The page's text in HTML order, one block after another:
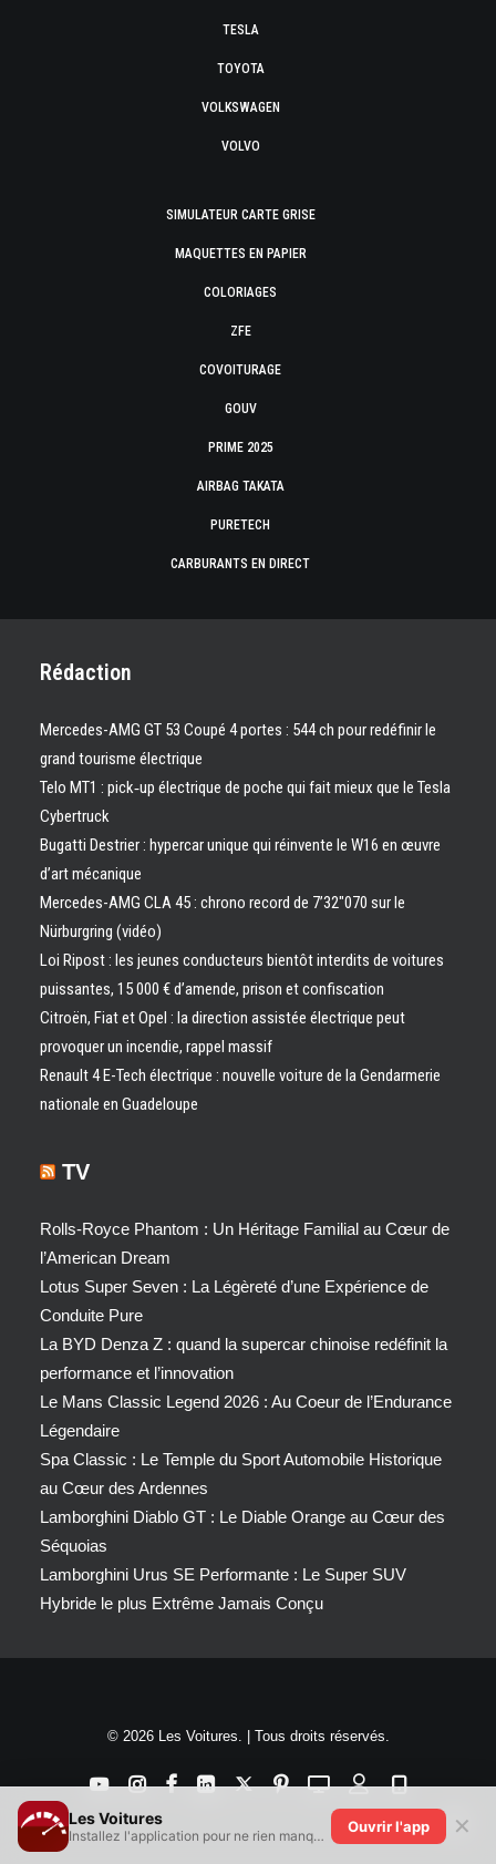
TESLA
TOYOTA
VOLKSWAGEN
VOLVO
SIMULATEUR CARTE GRISE
MAQUETTES EN PAPIER
COLORIAGES
ZFE
COVOITURAGE
GOUV
PRIME 2025
AIRBAG TAKATA
PURETECH
CARBURANTS EN DIRECT
Rédaction
Mercedes-AMG GT 53 Coupé 4 portes : 544 ch pour redéfinir le
grand tourisme électrique
Telo MT1 : pick‑up électrique de poche qui fait mieux que le Tesla
Cybertruck
Bugatti Destrier : hypercar unique qui réinvente le W16 en œuvre
d’art mécanique
Mercedes-AMG CLA 45 : chrono record de 7’32″070 sur le
Nürburgring (vidéo)
Loi Ripost : les jeunes conducteurs bientôt interdits de voitures
puissantes, 15 000 € d’amende, prison et confiscation
Citroën, Fiat et Opel : la direction assistée électrique peut
provoquer un incendie, rappel massif
Renault 4 E-Tech électrique : nouvelle voiture de la Gendarmerie
nationale en Guadeloupe
TV
Rolls-Royce Phantom : Un Héritage Familial au Cœur de
l’American Dream
Lotus Super Seven : La Légèreté d’une Expérience de
Conduite Pure
La BYD Denza Z : quand la supercar chinoise redéfinit la
performance et l’innovation
Le Mans Classic Legend 2026 : Au Coeur de l’Endurance
Légendaire
Spa Classic : Le Temple du Sport Automobile Historique
au Cœur des Ardennes
Lamborghini Diablo GT : Le Diable Orange au Cœur des
Séquoias
Lamborghini Urus SE Performante : Le Super SUV
Hybride le plus Extrême Jamais Conçu
© 2026 Les Voitures. | Tous droits réservés.
Les Voitures
Installez l'application pour ne rien manquer !
Ouvrir l'app ✕